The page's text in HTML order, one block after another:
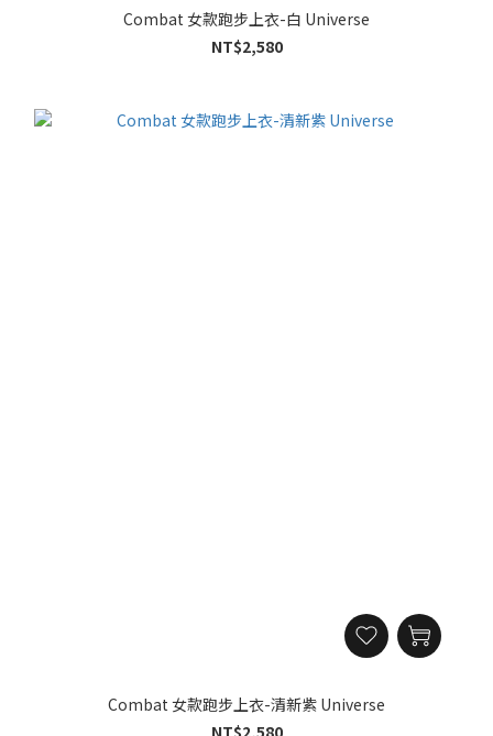
Combat 女款跑步上衣-白 Universe
NT$2,580
Combat 女款跑步上衣-清新紫 Universe
NT$2,580